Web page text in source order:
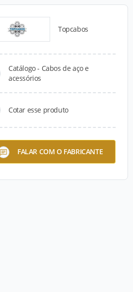
Topcabos
Catálogo - Cabos de aço e
acessórios
Cotar esse produto
FALAR COM O FABRICANTE